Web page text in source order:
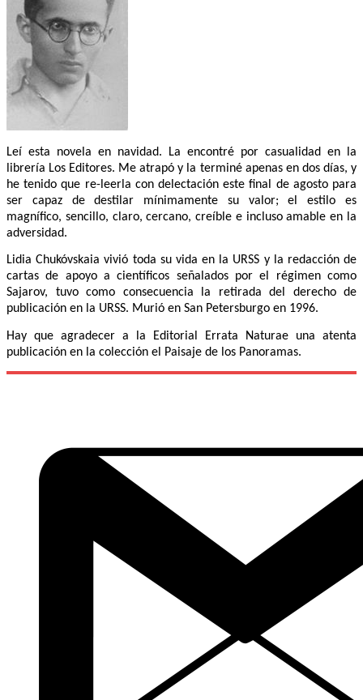
Leí esta novela en navidad. La encontré por casualidad en la
librería Los Editores. Me atrapó y la terminé apenas en dos días, y
he tenido que re-leerla con delectación este final de agosto para
ser capaz de destilar mínimamente su valor; el estilo es
magnífico, sencillo, claro, cercano, creíble e incluso amable en la
adversidad.
Lidia Chukóvskaia vivió toda su vida en la URSS y la redacción de
cartas de apoyo a científicos señalados por el régimen como
Sajarov, tuvo como consecuencia la retirada del derecho de
publicación en la URSS. Murió en San Petersburgo en 1996.
Hay que agradecer a la Editorial Errata Naturae una atenta
publicación en la colección el Paisaje de los Panoramas.